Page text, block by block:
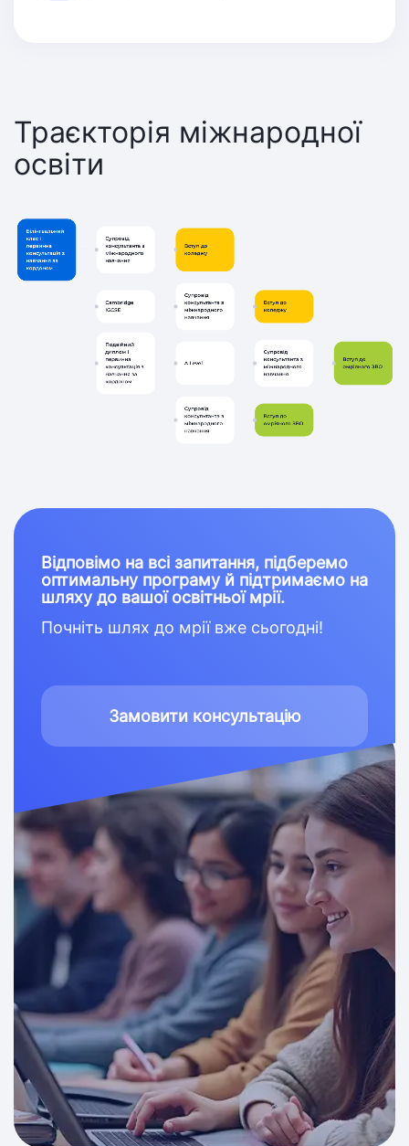
Траєкторія міжнародної
освіти
Білінгвальний
клас і
первинна
консультація з
навчання за
кордоном
Супровід
консультанта з
міжнародного
навчання
Cambridge
IGCSE
Подвійний
диплом і
первинна
консультація з
навчання за
кордоном
Вступ до
коледжу
Супровід
консультанта з
міжнародного
навчання
A Level
Супровід
консультанта з
міжнародного
навчання
Вступ до
коледжу
Супровід
консультанта з
міжнародного
навчання
Вступ до
омріяного ЗВО
Вступ до
омріяного ЗВО
Відповімо на всі запитання, підберемо
оптимальну програму й підтримаємо на
шляху до вашої освітньої мрії.
Почніть шлях до мрії вже сьогодні!
Замовити консультацію